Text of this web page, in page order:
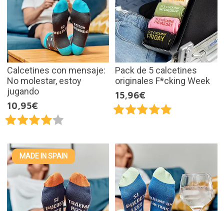
Calcetines con mensaje:
No molestar, estoy
jugando
10,95€
Pack de 5 calcetines
originales F*cking Week
15,96€
MADE IN SPAIN